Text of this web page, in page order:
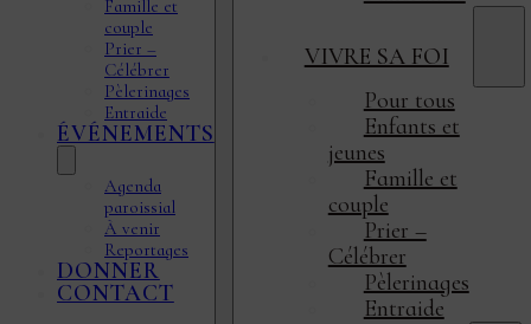
Famille et
couple
Prier –
Célébrer
Pèlerinages
Entraide
ÉVÉNEMENTS
Agenda
paroissial
À venir
Reportages
DONNER
CONTACT
VIVRE SA FOI
Pour tous
Enfants et
jeunes
Famille et
couple
Prier –
Célébrer
Pèlerinages
Entraide